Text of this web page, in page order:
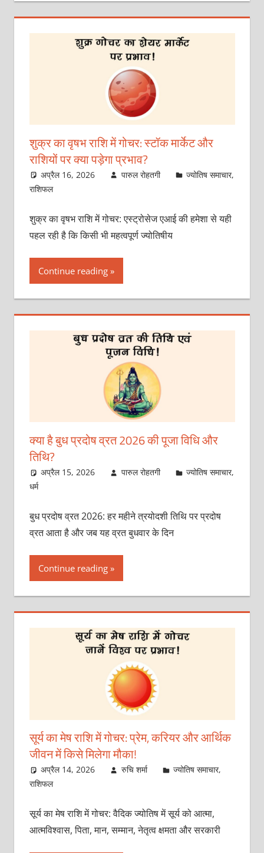
शुक्र का वृषभ राशि में गोचर: स्‍टॉक मार्केट और
राशियों पर क्‍या पड़ेगा प्रभाव?
अप्रैल 16, 2026 पारुल रोहतगी ज्योतिष समाचार,
राशिफल
शुक्र का वृषभ राशि में गोचर: एस्‍ट्रोसेज एआई की हमेशा से यही
पहल रही है कि किसी भी महत्वपूर्ण ज्योतिषीय
Continue reading
क्‍या है बुध प्रदोष व्रत 2026 की पूजा विधि और
तिथि?
अप्रैल 15, 2026 पारुल रोहतगी ज्योतिष समाचार,
धर्म
बुध प्रदोष व्रत 2026: हर महीने त्रयो‍दशी तिथि पर प्रदोष
व्रत आता है और जब यह व्रत बुधवार के दिन
Continue reading
सूर्य का मेष राशि में गोचर: प्रेम, करियर और आर्थिक
जीवन में किसे मिलेगा मौका!
अप्रैल 14, 2026 रुचि शर्मा ज्योतिष समाचार,
राशिफल
सूर्य का मेष राशि में गोचर: वैदिक ज्योतिष में सूर्य को आत्मा,
आत्मविश्वास, पिता, मान, सम्मान, नेतृत्व क्षमता और सरकारी